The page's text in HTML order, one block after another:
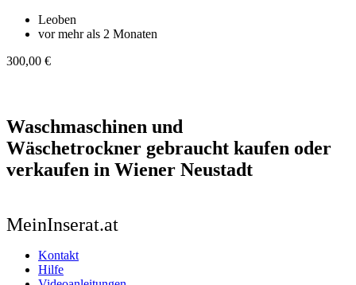
Leoben
vor mehr als 2 Monaten
300,00 €
Waschmaschinen und
Wäschetrockner gebraucht kaufen oder
verkaufen in Wiener Neustadt
MeinInserat.at
Kontakt
Hilfe